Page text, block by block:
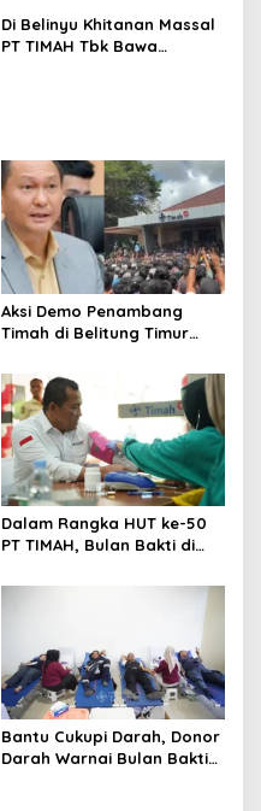
Bangka Tengah
Di Belinyu Khitanan Massal
PT TIMAH Tbk Bawa
Aksi Demo Penambang
Timah di Belitung Timur
XII DPR Bambang Patijaya
Dorong Perpres Segera
Diterbitkan
Dalam Rangka HUT ke-50
PT TIMAH, Bulan Bakti di
Massal, Donor Darah, dan
Bantu Cukupi Darah, Donor
Darah Warnai Bulan Bakti